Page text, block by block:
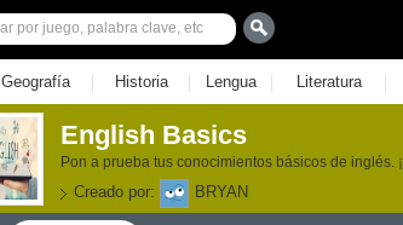
Geografía | Historia | Lengua | Literatura |
English Basics
Pon a prueba tus conocimientos básicos de inglés.
Creado por: BRYAN